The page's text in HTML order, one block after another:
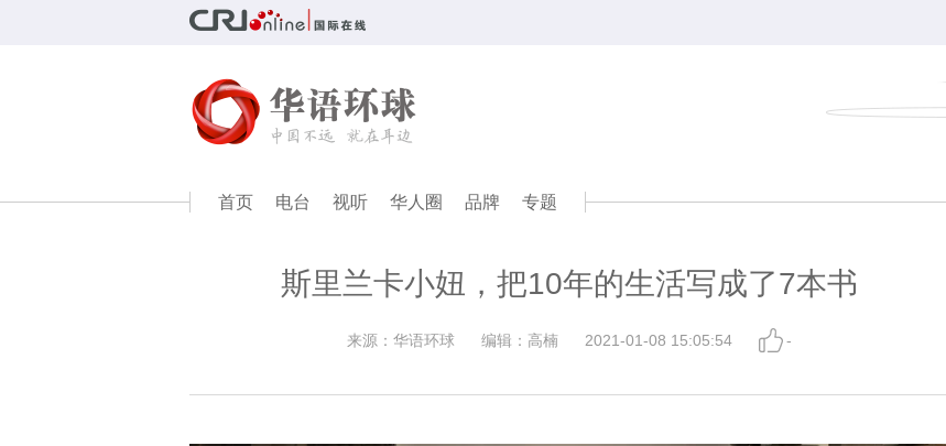
首页 电台 视听 华人圈 品牌 专题
斯里兰卡小妞，把10年的生活写成了7本书
来源：华语环球 编辑：高楠 2021-01-08 15:05:54 -